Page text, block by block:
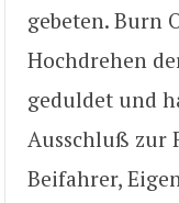
gebeten. Burn
Hochdrehen
geduldet und
Ausschluß zur
Beifahrer,